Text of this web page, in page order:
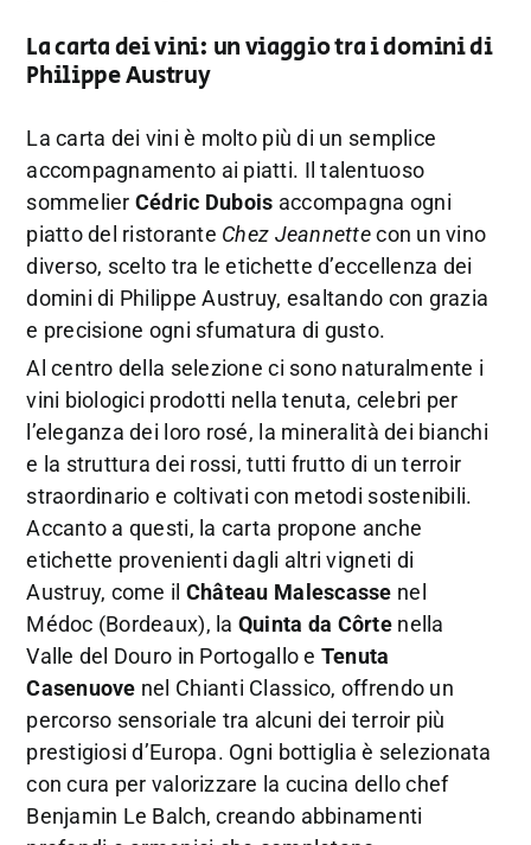
La carta dei vini: un viaggio tra i domini di
Philippe Austruy
La carta dei vini è molto più di un semplice
accompagnamento ai piatti. Il talentuoso
sommelier Cédric Dubois accompagna ogni
piatto del ristorante Chez Jeannettecon un vino
diverso, scelto tra le etichette d’eccellenza dei
domini di Philippe Austruy, esaltando con grazia
e precisione ogni sfumatura di gusto.
Al centro della selezione ci sono naturalmente i
vini biologici prodotti nella tenuta, celebri per
l’eleganza dei loro rosé, la mineralità dei bianchi
e la struttura dei rossi, tutti frutto di un terroir
straordinario e coltivati con metodi sostenibili.
Accanto a questi, la carta propone anche
etichette provenienti dagli altri vigneti di
Austruy, come il Château Malescasse nel
Médoc (Bordeaux), la Quinta da Côrtenella
Valle del Douro in Portogallo e Tenuta
Casenuove nel Chianti Classico, offrendo un
percorso sensoriale tra alcuni dei terroir più
prestigiosi d’Europa. Ogni bottiglia è selezionata
con cura per valorizzare la cucina dello chef
Benjamin Le Balch, creando abbinamenti